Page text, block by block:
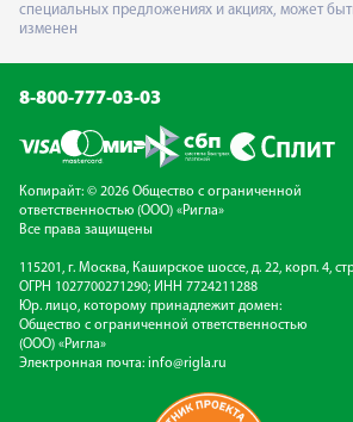
специальных предложениях и акциях, может
изменен
8-800-777-03-03
Копирайт: © 2026 Общество с ограниченной
ответственностью (ООО) «Ригла»
Все права защищены
115201, г. Москва, Каширское шоссе, д. 22, корп. 4,
ОГРН 1027700271290; ИНН 7724211288
Юр. лицо, которому принадлежит домен:
Общество с ограниченной ответственностью
(ООО) «Ригла»
Электронная почта: info@rigla.ru